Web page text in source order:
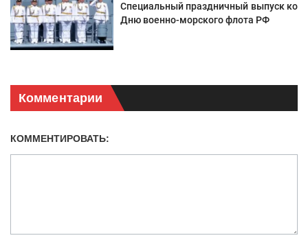
Специальный праздничный выпуск ко
Дню военно-морского флота РФ
Комментарии
КОММЕНТИРОВАТЬ: